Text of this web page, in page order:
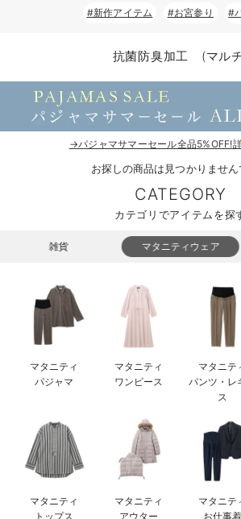
マタニティ ワンピース
マタニティ トップス
マタニティ アウター（コート）・ママコート
授乳ブラ・マタニティブラ（マタニティインナー・産後用品）
マタニティ 授乳 キャミソール
産褥ショーツ
骨盤・マタニティベルト （妊娠中・産後）
マタニティ 腹巻き
マタニティ スーツ
マタニティ フォーマル パンツ・ボトムス
妊婦用 抱き枕・授乳クッション
マタニティストッキング・タイツ
【アウトレット】ワンピース
【アウトレット】パジャマ
【アウトレット】インナー
【アウトレット】ベビー
コットン素材
ブラトップ
快適機能ウェア特集 トップス
快適機能ウェア特集 ボトムス
快適機能ウェア特集 パジャマ
安心の日本製。先輩ママが買ってよかった！本当に必要な出産準備品
ハレの日に着るANGELIEBEのセレモニー
買って正解！高評価レビューアイテム
再入荷｜インナー#新作アイテム #お宮参り #
抗菌防臭加工 (マル
→パジャマサマーセール全品5%OFF!
お探しの商品は見つかりません
CATEGORY
カテゴリでアイテムを探
雑貨 マタニティウェア
マタニティ
パジャマ
マタニティ
ワンピース
マタニテ
パンツ・レ
ス
マタニティ
トップス
マタニティ
アウター
マタニテ
お仕事着